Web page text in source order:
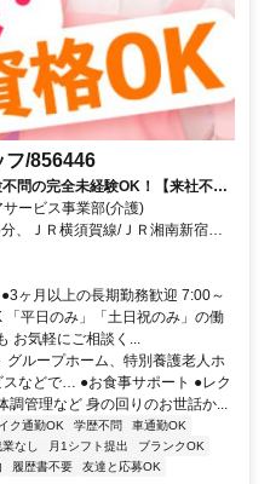
フ/856446
問の完全未経験OK！【来社不
ービス事業部(介護)
、ＪＲ横須賀線/ＪＲ湘南新宿ラ
鹿島田西口徒歩約12分 車・バイ
ヶ月以上の長期勤務歓迎 7:00～
平日のみ」「土日祝のみ」の働
お気軽にご相談く...
グループホーム、特別養護老人ホ
などで… ●お食事サポート ●レク
調管理など 身の回りのお世話か...
ク通勤OK 学歴不問
車通勤OK
業なし 月1シフト提出
ブランクOK
履歴書不要
友達と応募OK